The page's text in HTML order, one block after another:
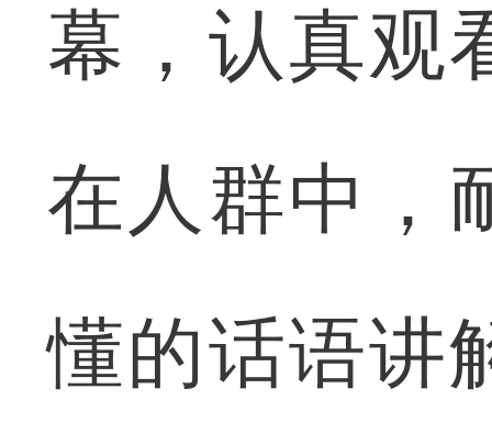
幕，认真观
在人群中，
懂的话语讲